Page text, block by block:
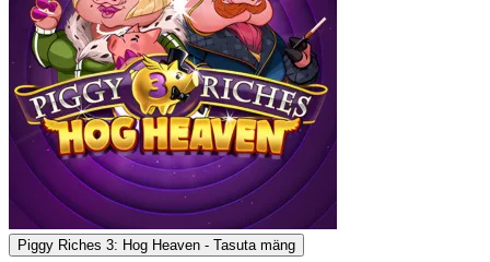
Piggy Riches 3: Hog Heaven - Tasuta mäng